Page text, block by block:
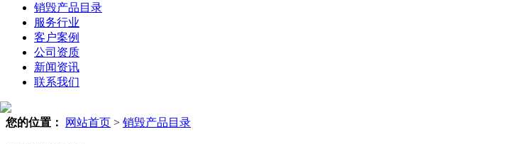
销毁产品目录
服务行业
客户案例
公司资质
新闻资讯
联系我们
您的位置： 网站首页 > 销毁产品目录